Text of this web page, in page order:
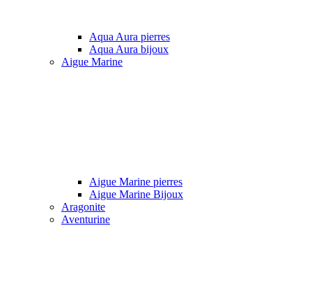
Aqua Aura pierres
Aqua Aura bijoux
Aigue Marine
Aigue Marine pierres
Aigue Marine Bijoux
Aragonite
Aventurine